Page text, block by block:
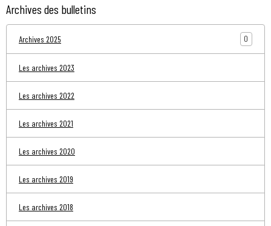
Archives des bulletins
Archives 2025 0
Les archives 2023
Les archives 2022
Les archives 2021
Les archives 2020
Les archives 2019
Les archives 2018